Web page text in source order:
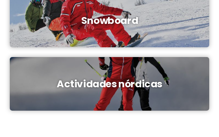
Snowboard
Actividades nórdicas